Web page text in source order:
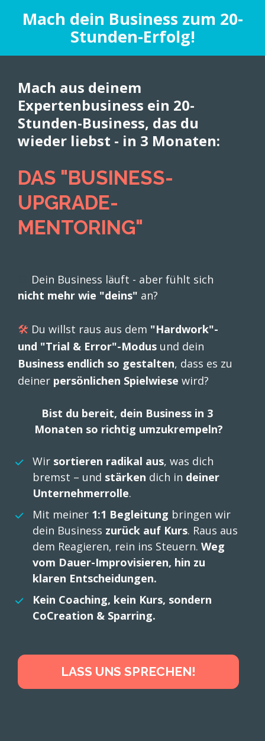
Mach dein Business zum 20-
Stunden-Erfolg!
Mach aus deinem
Expertenbusiness ein 20-
Stunden-Business, das du
wieder liebst - in 3 Monaten:
DAS "BUSINESS-
UPGRADE-
MENTORING"
nicht mehr wie "deins" an?
🛠 Du willst raus aus dem "Hardwork"-
und "Trial & Error"-Modus
Business endlich so gestalten, dass es zu
deiner persönlichen Spielwiese wird?
Bist du bereit, dein Business in 3
Monaten so richtig umzukrempeln?
Wir sortieren radikal aus, was dich
bremst – und stärken dich in deiner
Unternehmerrolle.
Mit meiner 1:1 Begleitung bringen wir
dein Business zurück auf Kurs. Raus aus
dem Reagieren, rein ins Steuern. Weg
vom Dauer-Improvisieren, hin zu
klaren Entscheidungen.
Kein Coaching, kein Kurs, sondern
CoCreation & Sparring.
LASS UNS SPRECHEN!